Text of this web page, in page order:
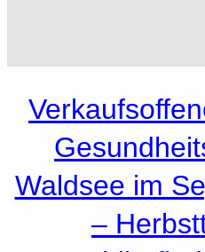
Waldsee im
–